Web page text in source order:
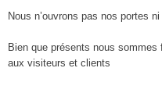
Nous n’ouvrons pas nos portes
Bien que présents nous sommes
aux visiteurs et clients